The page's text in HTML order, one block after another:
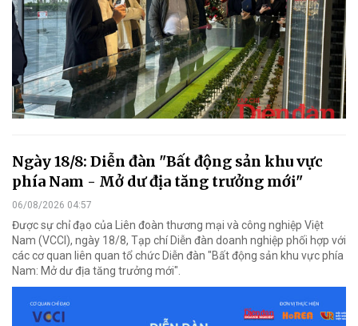
Ngày 18/8: Diễn đàn "Bất động sản khu vực
phía Nam - Mở dư địa tăng trưởng mới"
06/08/2026 04:57
Được sự chỉ đạo của Liên đoàn thương mại và công nghiệp Việt
Nam (VCCI), ngày 18/8, Tạp chí Diễn đàn doanh nghiệp phối hợp với
các cơ quan liên quan tổ chức Diễn đàn "Bất động sản khu vực phía
Nam: Mở dư địa tăng trưởng mới".